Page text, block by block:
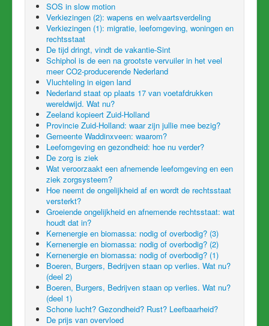
SOS in slow motion
Verkiezingen (2): wapens en welvaartsverdeling
Verkiezingen (1): migratie, leefomgeving, woningen en
rechtsstaat
De tijd dringt, vindt de vakantie-Sint
Schiphol is de een na grootste vervuiler in het veel
meer CO2-producerende Nederland
Vluchteling in eigen land
Nederland staat op plaats 17 van voetafdrukken
wereldwijd. Wat nu?
Zeeland kopieert Zuid-Holland
Provincie Zuid-Holland: waar zijn jullie mee bezig?
Gemeente Waddinxveen: waarom?
Leefomgeving en gezondheid: hoe nu verder?
De zorg is ziek
Wat veroorzaakt een afnemende leefomgeving en een
ziek zorgsysteem?
Hoe neemt de ongelijkheid af en wordt de rechtsstaat
versterkt?
Groeiende ongelijkheid en afnemende rechtsstaat: wat
houdt dat in?
Kernenergie en biomassa: nodig of overbodig? (3)
Kernenergie en biomassa: nodig of overbodig? (2)
Kernenergie en biomassa: nodig of overbodig? (1)
Boeren, Burgers, Bedrijven staan op verlies. Wat nu?
(deel 2)
Boeren, Burgers, Bedrijven staan op verlies. Wat nu?
(deel 1)
Schone lucht? Gezondheid? Rust? Leefbaarheid?
De prijs van overvloed